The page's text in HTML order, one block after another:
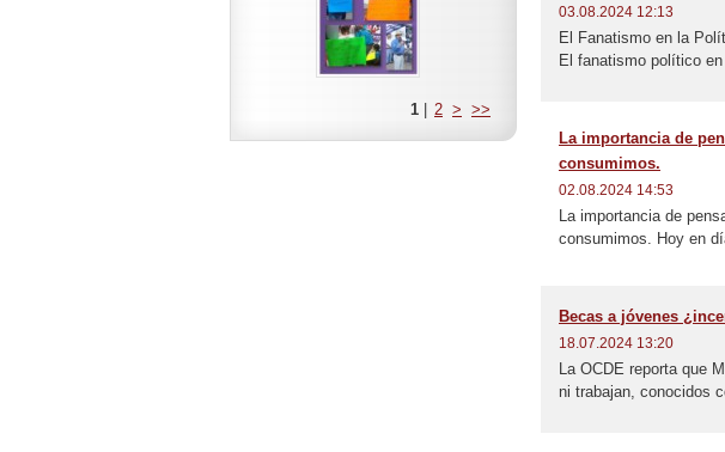
03.08.2024 12:13
El Fanatismo en la
El fanatismo político
La importancia de
consumimos.
02.08.2024 14:53
La importancia de
consumimos. Hoy en
Becas a jóvenes
18.07.2024 13:20
La OCDE reporta que
ni trabajan, conocidos
1 2 > >>